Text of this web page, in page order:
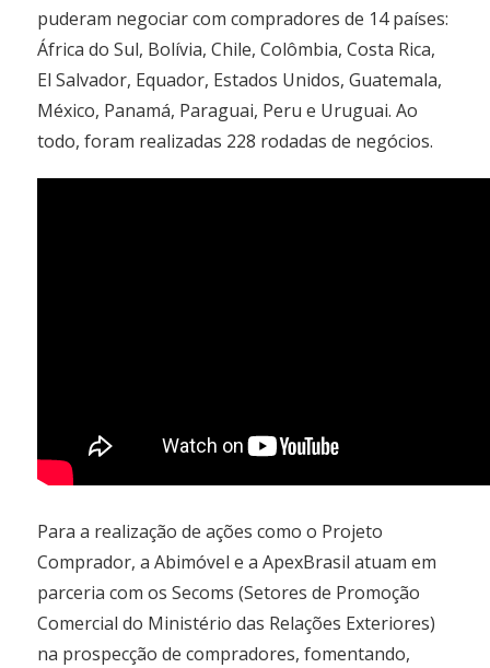
puderam negociar com compradores de 14 países:
África do Sul, Bolívia, Chile, Colômbia, Costa Rica,
El Salvador, Equador, Estados Unidos, Guatemala,
México, Panamá, Paraguai, Peru e Uruguai. Ao
todo, foram realizadas 228 rodadas de negócios.
Para a realização de ações como o Projeto
Comprador, a Abimóvel e a ApexBrasil atuam em
parceria com os Secoms (Setores de Promoção
Comercial do Ministério das Relações Exteriores)
na prospecção de compradores, fomentando,